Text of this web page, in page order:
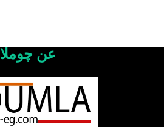
عن چوملا